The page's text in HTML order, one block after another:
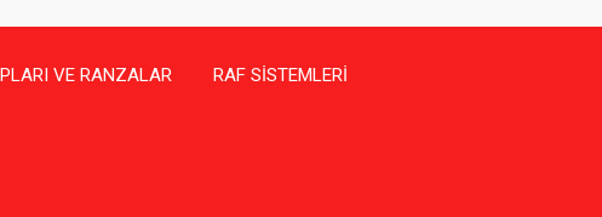
VE RANZALAR RAF SİSTEMLERİ